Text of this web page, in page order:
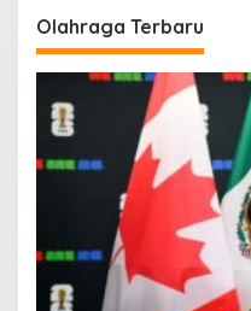
Olahraga Terbaru